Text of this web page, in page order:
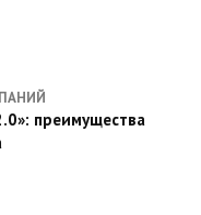
преимущества